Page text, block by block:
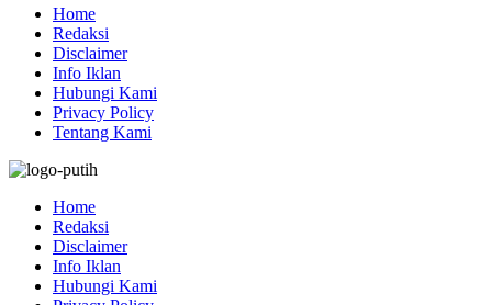
Home
Redaksi
Disclaimer
Info Iklan
Hubungi Kami
Privacy Policy
Tentang Kami
Home
Redaksi
Disclaimer
Info Iklan
Hubungi Kami